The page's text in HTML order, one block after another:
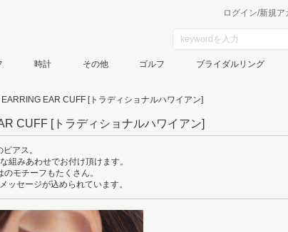
時計 その他 ゴルフ ブライダルリング
EAR CUFF [トラディショナルハワイアン]
CUFF [トラディショナルハワイアン]
アス。
組みあわせでお付け頂けます。
モチーフもたくさん。
ッセージが込められています。
ログイン/新規